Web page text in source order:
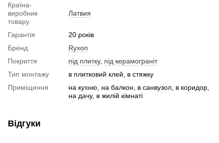
Країна-
виробник
товару
Латвия
Гарантія
20 років
Бренд
Ryxon
Покриття
під плитку, під керамограніт
Тип монтажу
в плитковий клей, в стяжку
Приміщення
на кухню, на балкон, в санвузол, в коридор,
на дачу, в жилій кімнаті
Відгуки